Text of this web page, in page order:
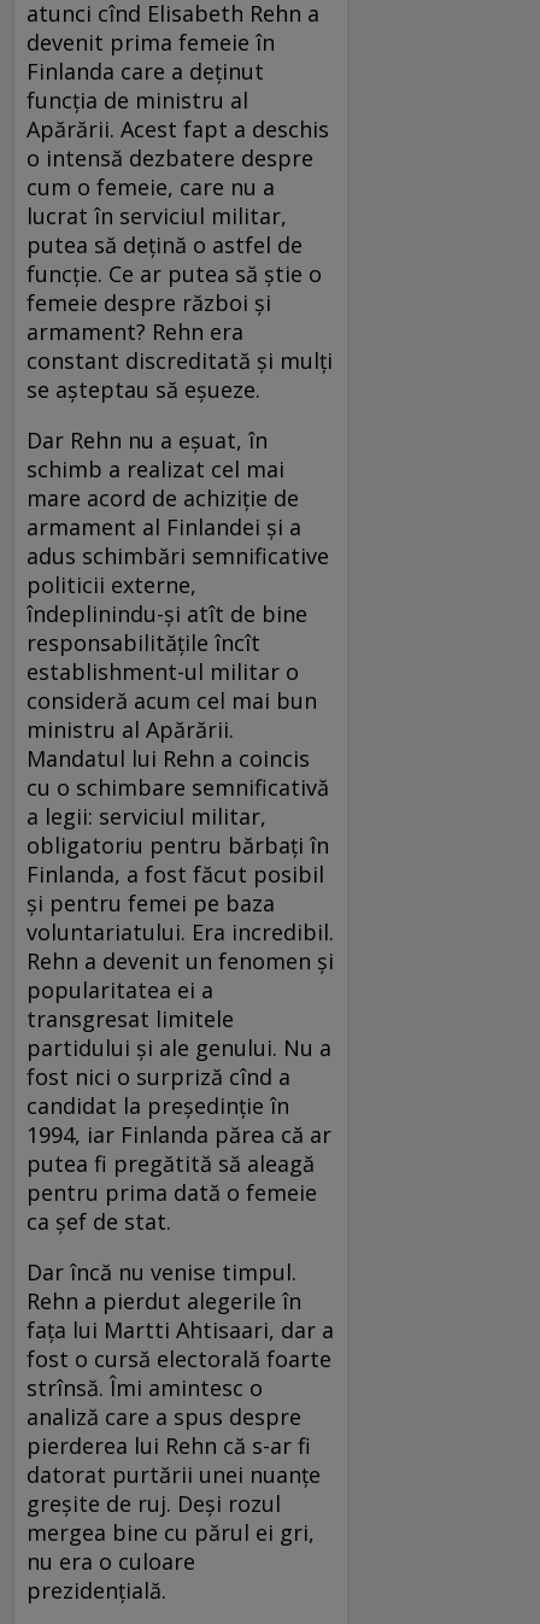
atunci cînd Elisabeth Rehn a
devenit prima femeie în
Finlanda care a deținut
funcția de ministru al
Apărării. Acest fapt a deschis
o intensă dezbatere despre
cum o femeie, care nu a
lucrat în serviciul militar,
putea să dețină o astfel de
funcție. Ce ar putea să știe o
femeie despre război și
armament? Rehn era
constant discreditată și mulți
se așteptau să eșueze.
Dar Rehn nu a eșuat, în
schimb a realizat cel mai
mare acord de achiziție de
armament al Finlandei și a
adus schimbări semnificative
politicii externe,
îndeplinindu-și atît de bine
responsabilitățile încît
establishment-ul militar o
consideră acum cel mai bun
ministru al Apărării.
Mandatul lui Rehn a coincis
cu o schimbare semnificativă
a legii: serviciul militar,
obligatoriu pentru bărbați în
Finlanda, a fost făcut posibil
și pentru femei pe baza
voluntariatului. Era incredibil.
Rehn a devenit un fenomen și
popularitatea ei a
transgresat limitele
partidului și ale genului. Nu a
fost nici o surpriză cînd a
candidat la președinție în
1994, iar Finlanda părea că ar
putea fi pregătită să aleagă
pentru prima dată o femeie
ca șef de stat.
Dar încă nu venise timpul.
Rehn a pierdut alegerile în
fața lui Martti Ahtisaari, dar a
fost o cursă electorală foarte
strînsă. Îmi amintesc o
analiză care a spus despre
pierderea lui Rehn că s-ar fi
datorat purtării unei nuanțe
greșite de ruj. Deși rozul
mergea bine cu părul ei gri,
nu era o culoare
prezidențială.